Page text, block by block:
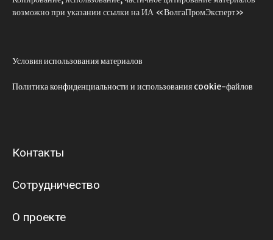
возможно при указании ссылки на ИА «ВолгаПромЭксперт»
Условия использования материалов
Политика конфиденциальности и использования cookie-файлов
Контакты
Сотрудничество
О проекте